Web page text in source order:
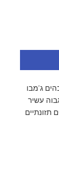
כהים ג'מבו
עשיר
תזונתיים